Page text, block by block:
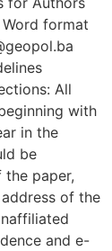
format
All
with
in the
be
paper,
of the
and e-